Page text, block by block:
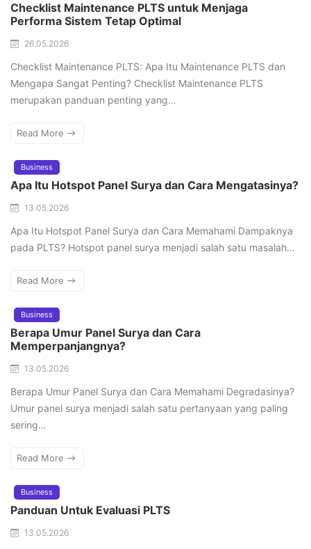
Checklist Maintenance PLTS untuk Menjaga
Performa Sistem Tetap Optimal
26.05.2026
Checklist Maintenance PLTS: Apa Itu Maintenance PLTS dan
Mengapa Sangat Penting? Checklist Maintenance PLTS
merupakan panduan penting yang…
Read More
Business
Apa Itu Hotspot Panel Surya dan Cara Mengatasinya?
13.05.2026
Apa Itu Hotspot Panel Surya dan Cara Memahami Dampaknya
pada PLTS? Hotspot panel surya menjadi salah satu masalah…
Read More
Business
Berapa Umur Panel Surya dan Cara
Memperpanjangnya?
13.05.2026
Berapa Umur Panel Surya dan Cara Memahami Degradasinya?
Umur panel surya menjadi salah satu pertanyaan yang paling
sering…
Read More
Business
Panduan Untuk Evaluasi PLTS
13.05.2026